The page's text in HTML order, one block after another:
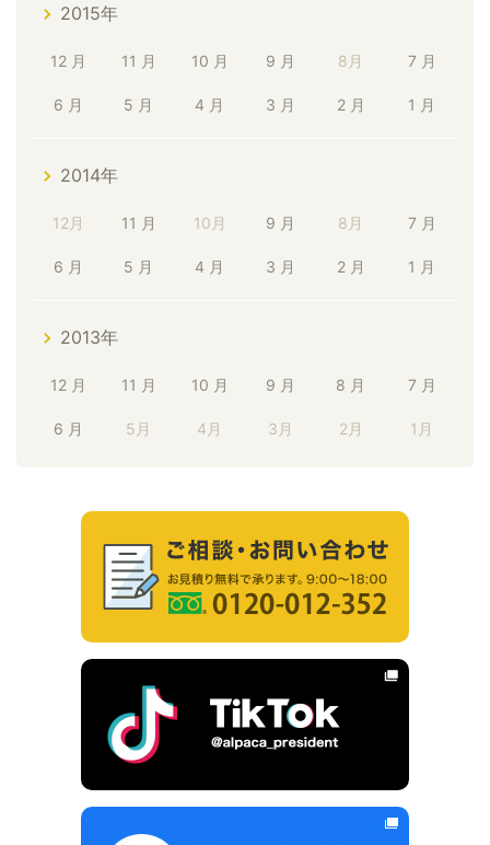
2015年
12 月 11 月 10 月 9 月 8月 7 月
6 月 5 月 4 月 3 月 2 月 1 月
2014年
12月 11 月 10月 9 月 8月 7 月
6 月 5 月 4 月 3 月 2 月 1 月
2013年
12 月 11 月 10 月 9 月 8 月 7 月
6 月 5月 4月 3月 2月 1月